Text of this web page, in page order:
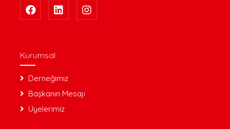
Kurumsal
Derneğimiz
Başkanın Mesajı
Üyelerimiz